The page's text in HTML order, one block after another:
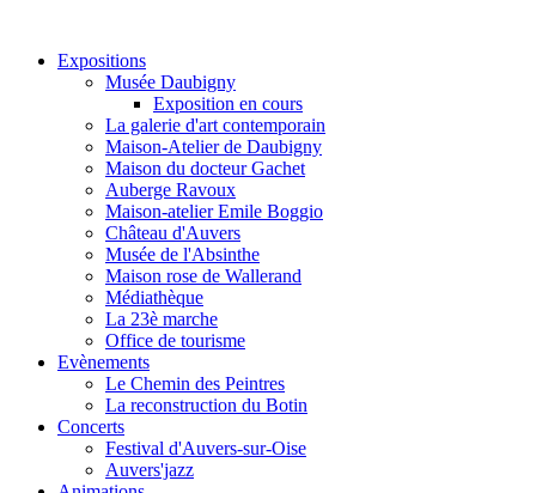
Expositions
Musée Daubigny
Exposition en cours
La galerie d'art contemporain
Maison-Atelier de Daubigny
Maison du docteur Gachet
Auberge Ravoux
Maison-atelier Emile Boggio
Château d'Auvers
Musée de l'Absinthe
Maison rose de Wallerand
Médiathèque
La 23è marche
Office de tourisme
Evènements
Le Chemin des Peintres
La reconstruction du Botin
Concerts
Festival d'Auvers-sur-Oise
Auvers'jazz